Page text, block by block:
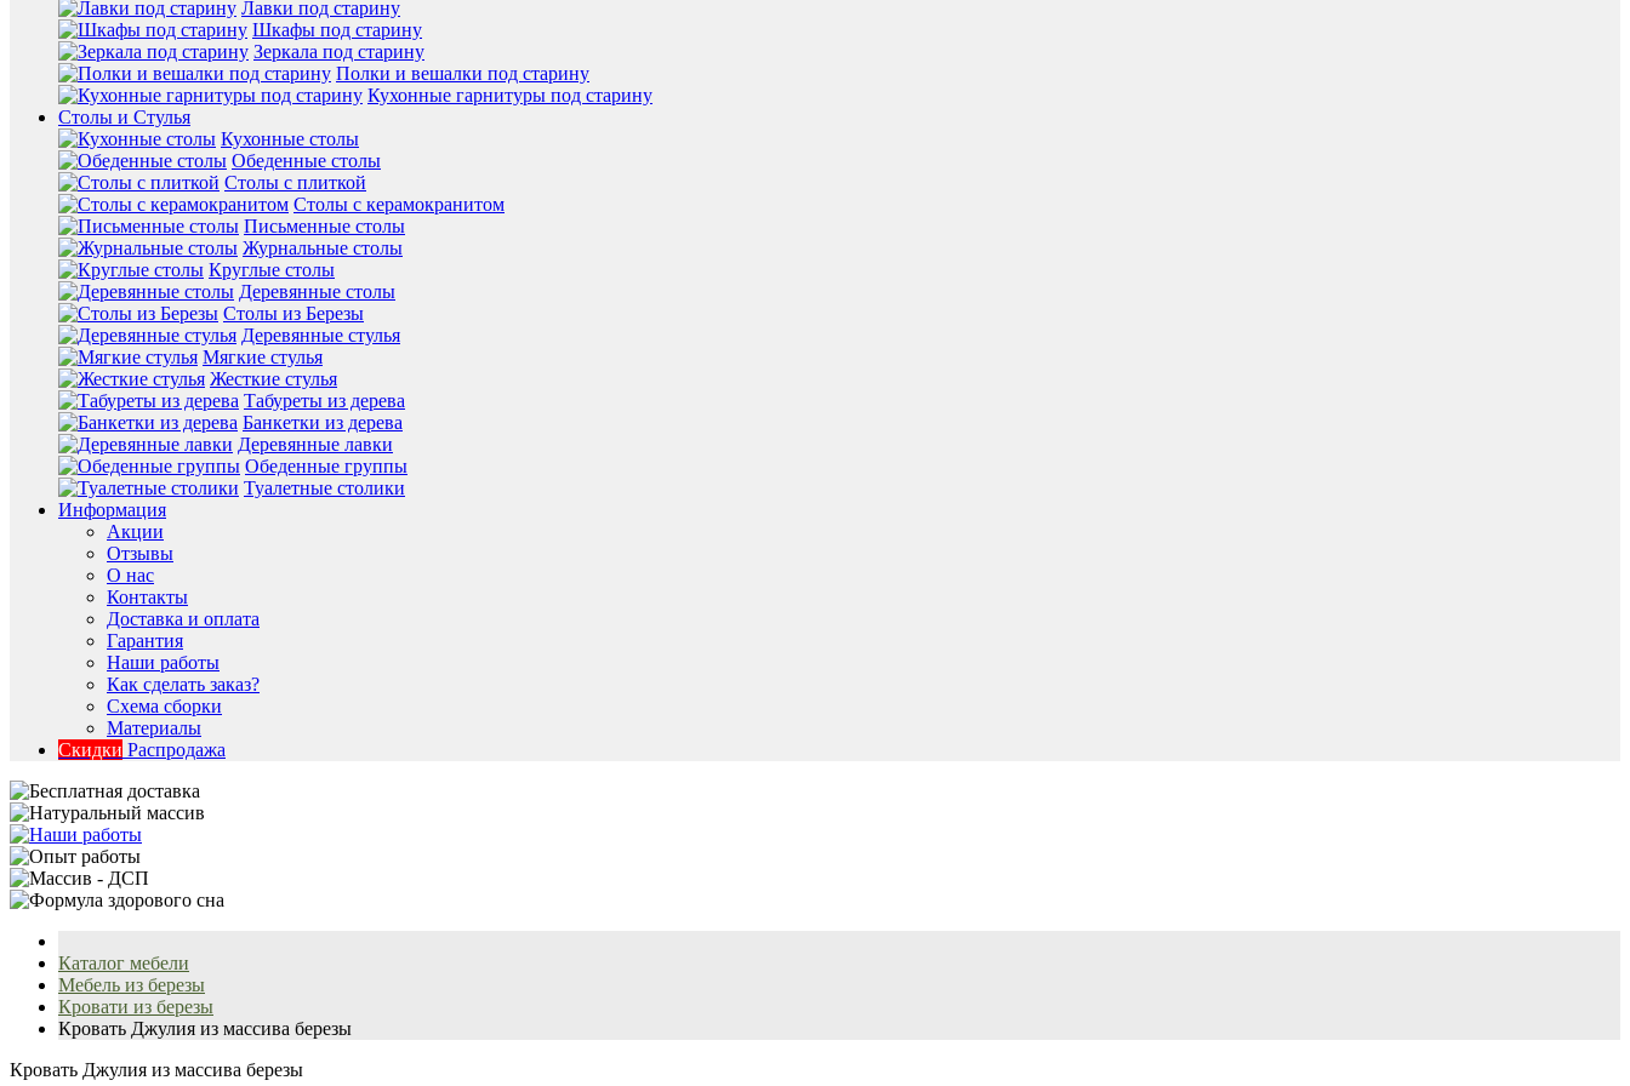
Лавки под старину
Шкафы под старину
Зеркала под старину
Полки и вешалки под старину
Кухонные гарнитуры под старину
Столы и Стулья
Кухонные столы
Обеденные столы
Столы с плиткой
Столы с керамокранитом
Письменные столы
Журнальные столы
Круглые столы
Деревянные столы
Столы из Березы
Деревянные стулья
Мягкие стулья
Жесткие стулья
Табуреты из дерева
Банкетки из дерева
Деревянные лавки
Обеденные группы
Туалетные столики
Информация
Акции
Отзывы
О нас
Контакты
Доставка и оплата
Гарантия
Наши работы
Как сделать заказ?
Схема сборки
Материалы
Скидки Распродажа
Каталог мебели
Мебель из березы
Кровати из березы
Кровать Джулия из массива березы
Кровать Джулия из массива березы